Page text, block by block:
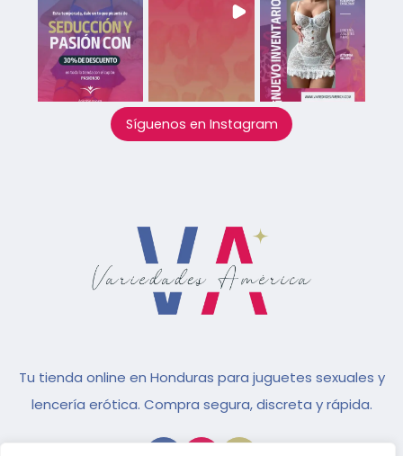
Síguenos en Instagram
Tu tienda online en Honduras para juguetes sexuales y
lencería erótica. Compra segura, discreta y rápida.